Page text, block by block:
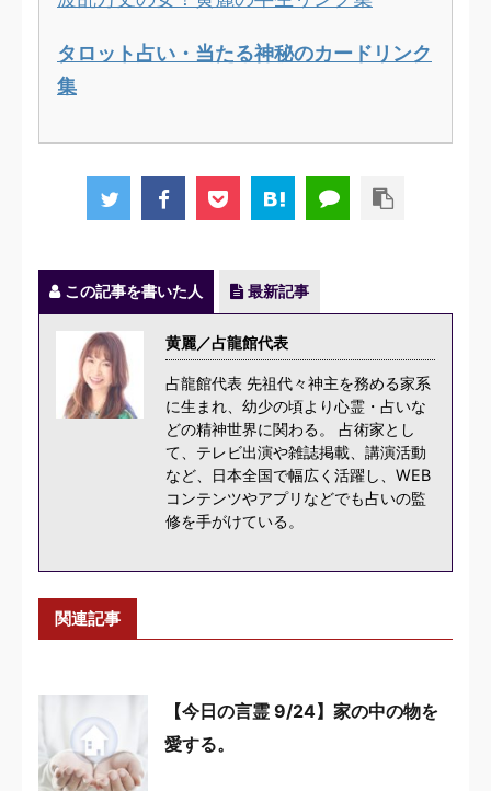
タロット占い・当たる神秘のカードリンク
集
この記事を書いた人 最新記事
黄麗／占龍館代表
占龍館代表 先祖代々神主を務める家系
に生まれ、幼少の頃より心霊・占いな
どの精神世界に関わる。 占術家とし
て、テレビ出演や雑誌掲載、講演活動
など、日本全国で幅広く活躍し、WEB
コンテンツやアプリなどでも占いの監
修を手がけている。
関連記事
【今日の言霊 9/24】家の中の物を
愛する。